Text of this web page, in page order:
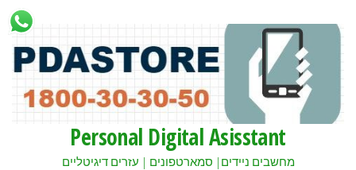
Personal Digital Asisstant
מחשבים ניידים| סמארטפונים | עזרים דיגיטליים